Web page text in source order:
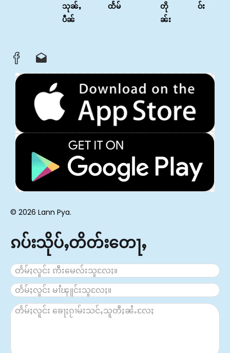
သုၼ်ႇ
ပဵၼ်
ထႅမ်
တို
ၼ်း
ဝ်း
© 2026 Lann Pya.
ၵပ်းသိုပ်ႇတိတ်းတေႃႇ